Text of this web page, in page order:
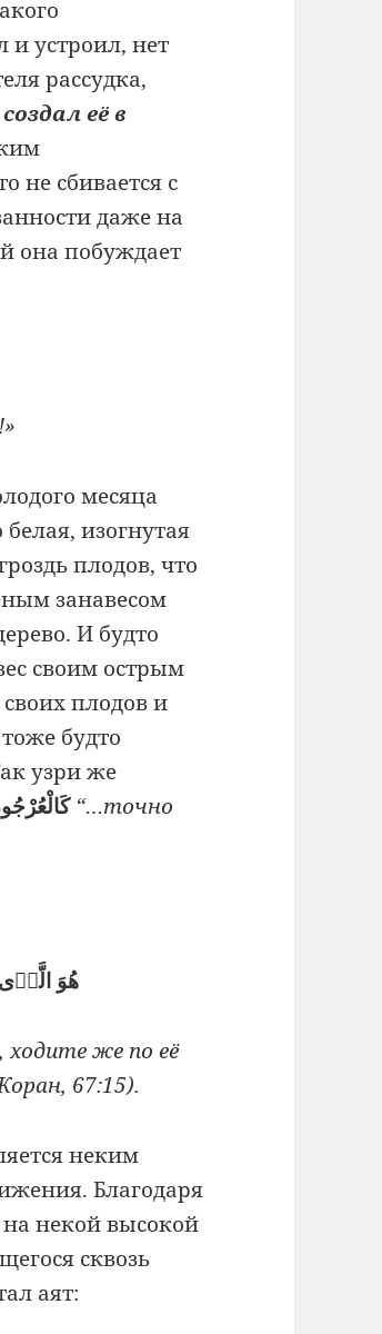
и устроил, нет
рассудка,
её в
не сбивается с
даже на
она побуждает
месяца
изогнутая
плодов, что
занавесом
И будто
своим острым
плодов и
будто
узри же
كَالْعُرْجُونِ الْقَدٖيمِ “…точно
же по её
67:15).
неким
Благодаря
некой высокой
сквозь
аят: